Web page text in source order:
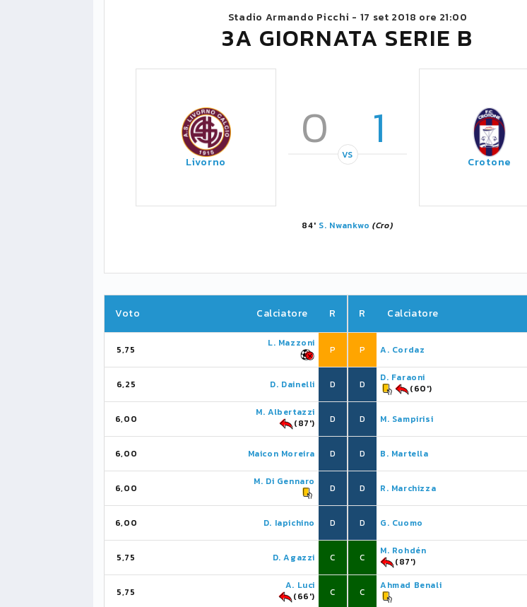
Stadio Armando Picchi - 17 set 2018 ore 21:00
3A GIORNATA SERIE B
Livorno
0 1
VS Crotone
84' S. Nwankwo (Cro)
Voto Calciatore R
5,75
L. Mazzoni
P
6,25 D. Dainelli D
6,00
M. Albertazzi
(87')
D
6,00 Maicon Moreira D
6,00
M. Di Gennaro
D
6,00 D. Iapichino D
5,75 D. Agazzi C
5,75
A. Luci
(66')
C
R Calciatore
P A. Cordaz
D
D. Faraoni
(60')
D M. Sampirisi
D B. Martella
D R. Marchizza
D G. Cuomo
C
M. Rohdén
(87')
C
Ahmad Benali